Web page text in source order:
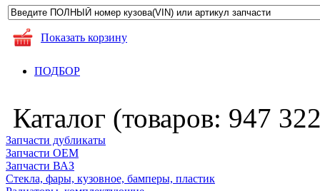
Показать корзину
ПОДБОР
Каталог (товаров: 947
Запчасти дубликаты
Запчасти ОЕМ
Запчасти ВАЗ
Стекла, фары, кузовное, бамперы, пластик